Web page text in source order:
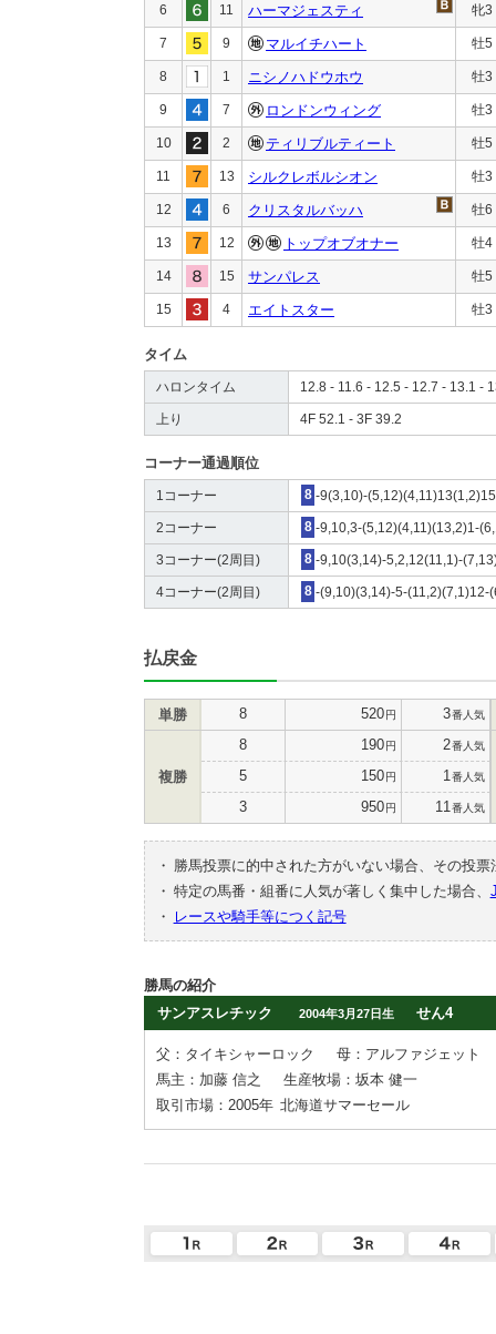
6 11 ハーマジェスティ 牝3
7 9 マルイチハート 牡5
8 1 ニシノハドウホウ 牡3
9 7 ロンドンウィング 牡3
10 2 ティリブルティート 牡5
11 13 シルクレボルシオン 牡3
12 6 クリスタルバッハ 牡6
13 12 トップオブオナー 牡4
14 15 サンパレス 牡5
15 4 エイトスター 牡3
タイム
ハロンタイム 12.8 - 11.6 - 12.5 - 12.7 - 13.1 -
上り 4F 52.1 - 3F 39.2
コーナー通過順位
1コーナー 8 -9(3,10)-
2コーナー 8 -9,10,3-(5,12)(4,11)(13,2)1-
3コーナー(2周目) 8 -9,10(3,14)-5,2,12(11,1)-
4コーナー(2周目) 8 -(9,10)(3,14)-5-(11,2)(7,1)12-
払戻金
単勝 8 520円 3番人気
複勝
8 190円 2番人気
5 150円 1 番人気
3 950円 11 番人気
・
勝馬投票に的中された方がいない場合、その投
・ 特定の馬番・組番に人気が著しく集中した場合、
・
レースや騎手等につく記号
勝馬の紹介
サンアスレチック
2004年3月27日生 せん4
父：タイキシャーロック
母：アルファジェット
馬主：加藤 信之
生産牧場：坂本 健一
取引市場：2005年 北海道サマーセール